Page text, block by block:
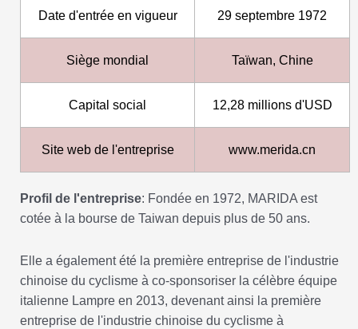
Date d'entrée en vigueur 29 septembre 1972
Siège mondial Taïwan, Chine
Capital social 12,28 millions d'USD
Site web de l'entreprise www.merida.cn
Profil de l'entreprise: Fondée en 1972, MARIDA est
cotée à la bourse de Taiwan depuis plus de 50 ans.
Elle a également été la première entreprise de l'industrie
chinoise du cyclisme à co-sponsoriser la célèbre équipe
italienne Lampre en 2013, devenant ainsi la première
entreprise de l'industrie chinoise du cyclisme à